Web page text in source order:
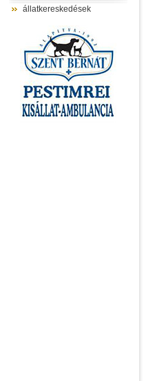
állatkereskedések